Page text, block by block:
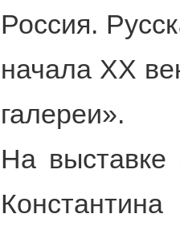
Россия.
начала ХХ
галереи».
На выставке